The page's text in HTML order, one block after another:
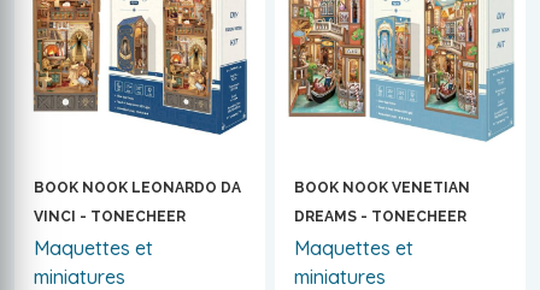
BOOK NOOK LEONARDO DA
VINCI - TONECHEER
Maquettes et
miniatures
BOOK NOOK VENETIAN
DREAMS - TONECHEER
Maquettes et
miniatures